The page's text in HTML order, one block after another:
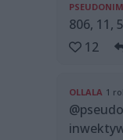
PSEUDONIM
806, 11,
12
OLLALA 1